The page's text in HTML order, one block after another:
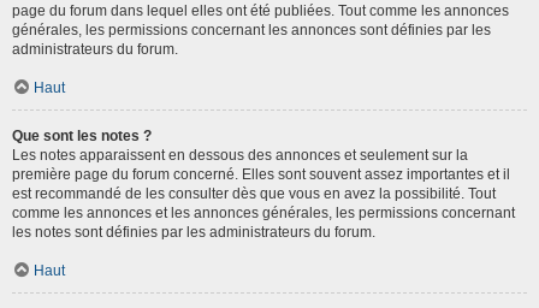
page du forum dans lequel elles ont été publiées. Tout comme les annonces
générales, les permissions concernant les annonces sont définies par les
administrateurs du forum.
Haut
Que sont les notes ?
Les notes apparaissent en dessous des annonces et seulement sur la
première page du forum concerné. Elles sont souvent assez importantes et il
est recommandé de les consulter dès que vous en avez la possibilité. Tout
comme les annonces et les annonces générales, les permissions concernant
les notes sont définies par les administrateurs du forum.
Haut